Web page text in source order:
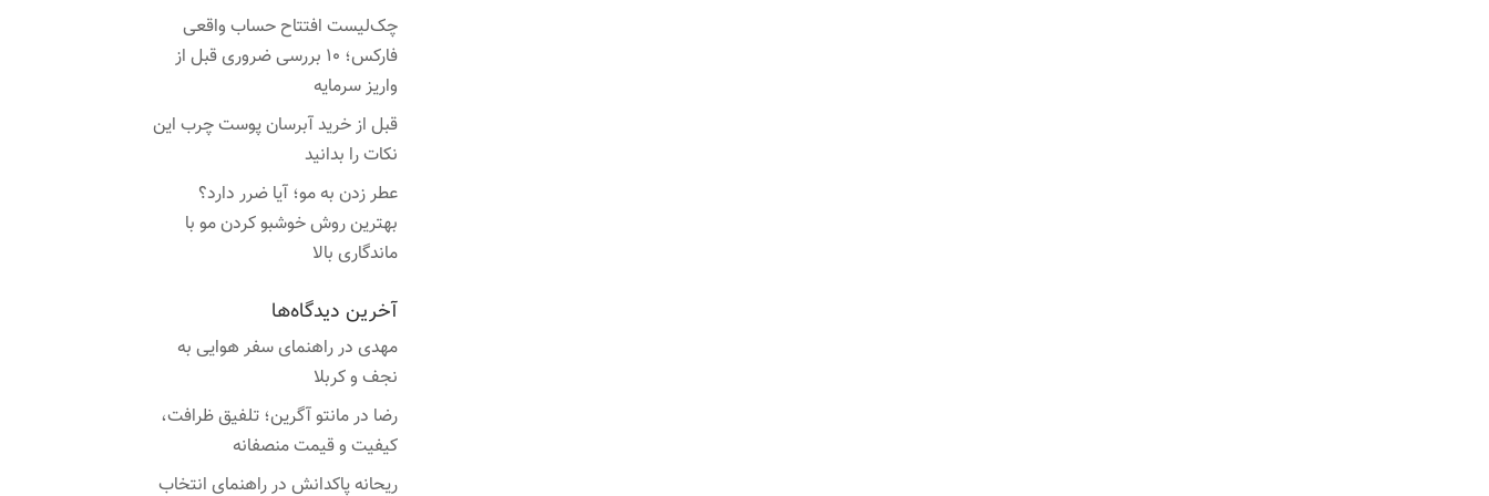
چک‌لیست افتتاح حساب واقعی
فارکس؛ ۱۰ بررسی ضروری قبل از
واریز سرمایه
قبل از خرید آبرسان پوست چرب این
نکات را بدانید
عطر زدن به مو؛ آیا ضرر دارد؟
بهترین روش خوشبو کردن مو با
ماندگاری بالا
آخرین دیدگاه‌ها
مهدی درراهنمای سفر هوایی به
نجف و کربلا
رضا درمانتو آگرین؛ تلفیق ظرافت،
کیفیت و قیمت منصفانه
ریحانه پاکدانش درراهنمای انتخاب